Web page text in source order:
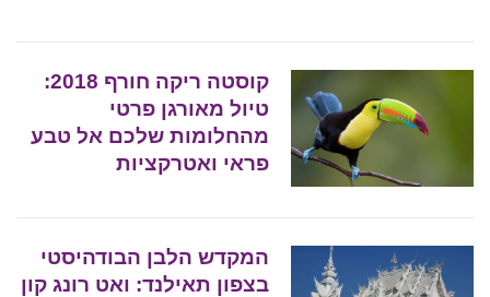
קוסטה ריקה חורף 2018:
טיול מאורגן פרטי
מהחלומות שלכם אל טבע
פראי ואטרקציות
המקדש הלבן הבודהיסטי
בצפון תאילנד: ואט רונג קון